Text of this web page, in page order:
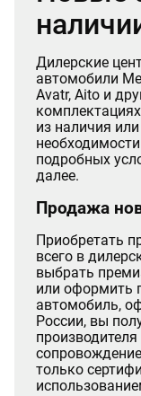
Дилерские
автомобили
Avatr, Aito и
из наличия
подробных
далее.
Продажа
Приобретать
всего в
выбрать
или оформить
автомобиль,
России, вы
только